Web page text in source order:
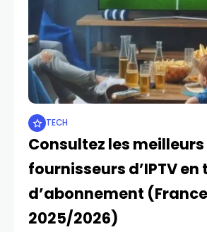
TECH
Consultez les meilleurs
fournisseurs d’IPTV en
d’abonnement (France
2025/2026)